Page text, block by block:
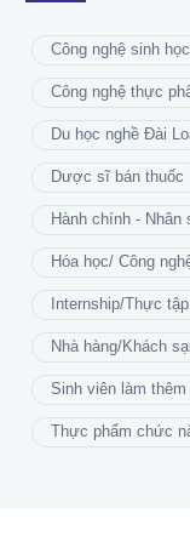
Công nghệ sinh học
Công nghệ thực
Du học nghề Đài
Dược sĩ bán thuốc
Hành chính - Nhân
Hóa học/ Công
Internship/Thực tập
Nhà hàng/Khách
Sinh viên làm thêm
Thực phẩm chức